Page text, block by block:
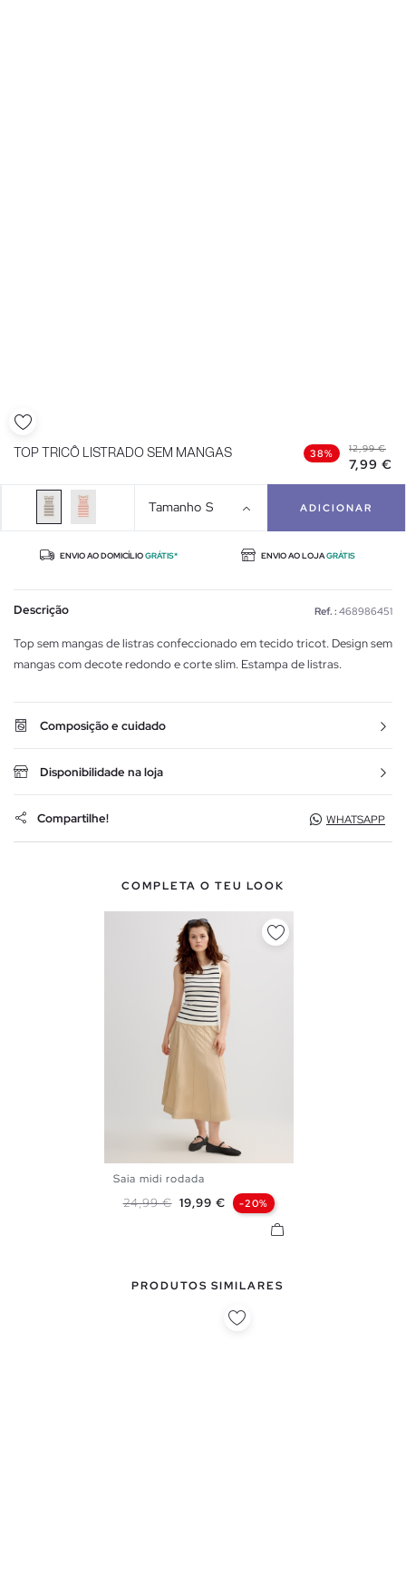
TOP TRICÔ LISTRADO SEM MANGAS 38% 12,99 €
7,99 €
Tamanho S ADICIONAR
ENVIO AO DOMICÍLIOGRÁTIS* ENVIO AO LOJAGRÁTIS
Descrição Ref. : 468986451
Top sem mangas de listras confeccionado em tecido tricot. Design sem
mangas com decote redondo e corte slim. Estampa de listras.
Composição e cuidado
Disponibilidade na loja
Compartilhe! WHATSAPP
COMPLETA O TEU LOOK
Saia midi rodada
Preço normal
24,99 € Preço
19,99 € -20%
PRODUTOS SIMILARES